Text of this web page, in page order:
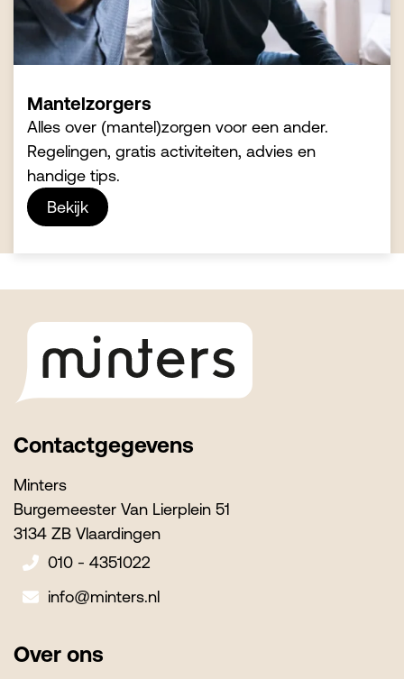
Mantelzorgers
Alles over (mantel)zorgen voor een ander.
Regelingen, gratis activiteiten, advies en
handige tips.
Bekijk
Contactgegevens
Minters
Burgemeester Van Lierplein 51
3134 ZB Vlaardingen
010 - 4351022
info@minters.nl
Over ons